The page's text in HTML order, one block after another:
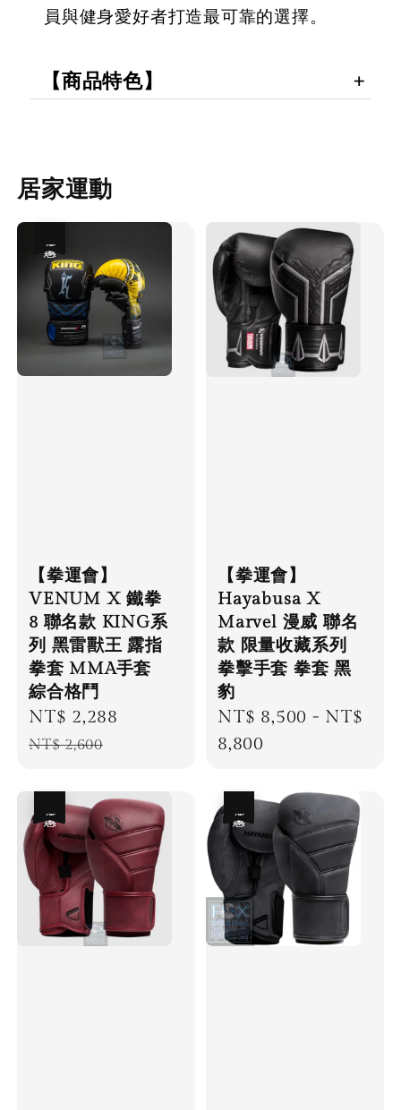
員與健身愛好者打造最可靠的選擇。
【商品特色】
居家運動
【拳運會】
VENUM X 鐵拳
8 聯名款 KING系
列 黑雷獸王 露指
拳套 MMA手套
綜合格鬥
Sale
price
NT$ 2,288
NT$ 2,600
【拳運會】
Hayabusa X
Marvel 漫威 聯名
款 限量收藏系列
拳擊手套 拳套 黑
豹
Regular
price
NT$ 8,500 - NT$
8,800